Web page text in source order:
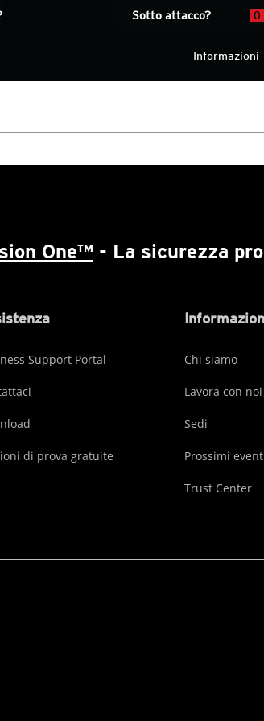
Informazioni
Sotto attacco? 0
One™ - La sicurezza
Support Portal
di prova gratuite
Chi siamo
Lavora con noi
Sedi
Prossimi
Trust Center